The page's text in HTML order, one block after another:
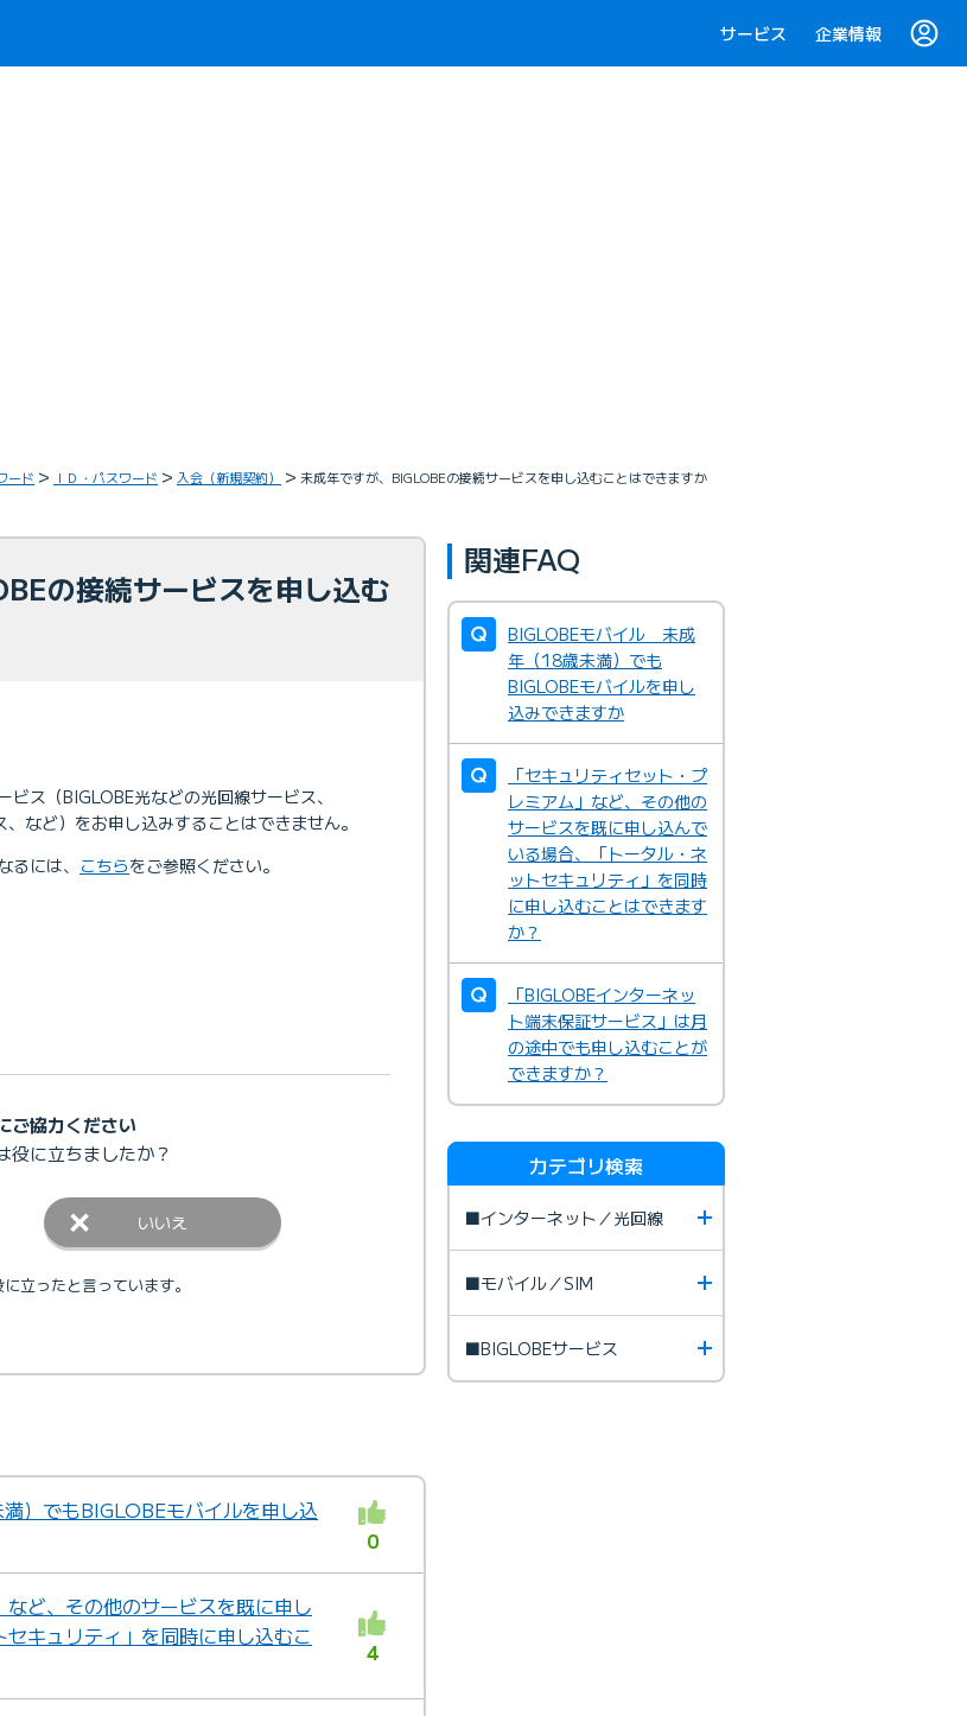
サービス 企業情報
ード ＩＤ・パスワード 入会（新規契約） 未成年ですが、BIGLOBEの接続サービスを申し込むことはできますか
の接続サービスを申し込む
ス（BIGLOBE光などの光回線サービス、
など）をお申し込みすることはできません。
には、 こちらをご参照ください。
ご協力ください
役に立ちましたか？
いいえ
立ったと言っています。
）でもBIGLOBEモバイルを申し込
0
など、その他のサービスを既に申し
キュリティ」を同時に申し込むこ
4
関連FAQ
BIGLOBEモバイル 未成
年（18歳未満）でも
BIGLOBEモバイルを申し
込みできますか
「セキュリティセット・プ
レミアム」など、その他の
サービスを既に申し込んで
いる場合、「トータル・ネ
ットセキュリティ」を同時
に申し込むことはできます
か？
「BIGLOBEインターネッ
ト端末保証サービス」は月
の途中でも申し込むことが
できますか？
カテゴリ検索
■インターネット／光回線
■モバイル／SIM
■BIGLOBEサービス